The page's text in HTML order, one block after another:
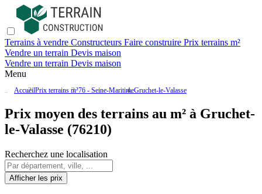
Terrains à vendre Constructeurs Faire construire Prix terrains m²
Vendre un terrain Devis maison
Vendre un terrain Devis maison
Menu
AccueilPrix terrains m²76 - Seine-MaritimeGruchet-le-Valasse
Prix moyen des terrains au m² à Gruchet-
le-Valasse (76210)
Recherchez une localisation
Afficher les prix